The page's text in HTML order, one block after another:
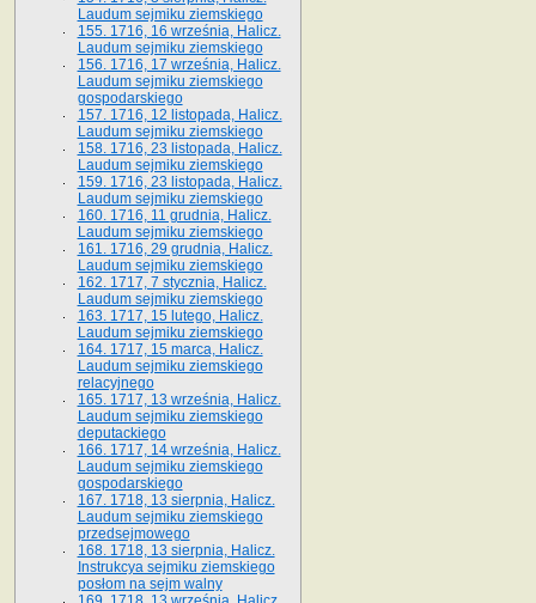
Laudum sejmiku ziemskiego
155. 1716, 16 września, Halicz.
Laudum sejmiku ziemskiego
156. 1716, 17 września, Halicz.
Laudum sejmiku ziemskiego
gospodarskiego
157. 1716, 12 listopada, Halicz.
Laudum sejmiku ziemskiego
158. 1716, 23 listopada, Halicz.
Laudum sejmiku ziemskiego
159. 1716, 23 listopada, Halicz.
Laudum sejmiku ziemskiego
160. 1716, 11 grudnia, Halicz.
Laudum sejmiku ziemskiego
161. 1716, 29 grudnia, Halicz.
Laudum sejmiku ziemskiego
162. 1717, 7 stycznia, Halicz.
Laudum sejmiku ziemskiego
163. 1717, 15 lutego, Halicz.
Laudum sejmiku ziemskiego
164. 1717, 15 marca, Halicz.
Laudum sejmiku ziemskiego
relacyjnego
165. 1717, 13 września, Halicz.
Laudum sejmiku ziemskiego
deputackiego
166. 1717, 14 września, Halicz.
Laudum sejmiku ziemskiego
gospodarskiego
167. 1718, 13 sierpnia, Halicz.
Laudum sejmiku ziemskiego
przedsejmowego
168. 1718, 13 sierpnia, Halicz.
Instrukcya sejmiku ziemskiego
posłom na sejm walny